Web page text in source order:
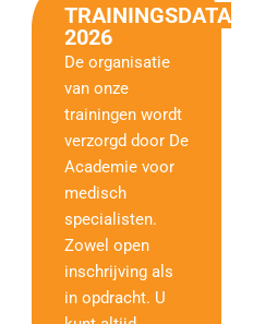
TRAININGSDATA
2026
De organisatie
van onze
trainingen wordt
verzorgd door De
Academie voor
medisch
specialisten.
Zowel open
inschrijving als
in opdracht. U